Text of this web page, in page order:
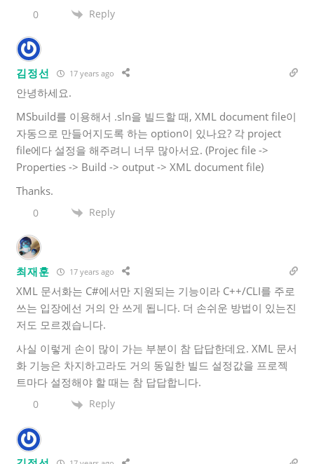
0 Reply
김정선 17 years ago
안녕하세요.
MSbuild를 이용해서 .sln을 빌드할 때, XML document file이
자동으로 만들어지도록 하는 option이 있나요? 각 project
file에다 설정을 해주려니 너무 많아서요. (Projec file ->
Properties -> Build -> output -> XML document file)
Thanks.
0 Reply
최재훈 17 years ago
XML 문서화는 C#에서만 지원되는 기능이라 C++/CLI를 주로
쓰는 입장에선 거의 안 쓰게 됩니다. 더 손쉬운 방법이 있는진
저도 모르겠습니다.
사실 이렇게 손이 많이 가는 부분이 참 답답한데요. XML 문서
화 기능은 차지하고라도 거의 동일한 빌드 설정값을 프로젝
트마다 설정해야 할 때는 참 답답합니다.
0 Reply